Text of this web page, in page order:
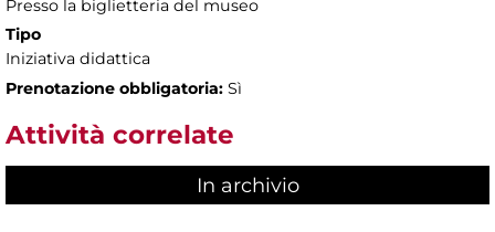
Presso la biglietteria del museo
Tipo
Iniziativa didattica
Prenotazione obbligatoria: Sì
Attività correlate
In archivio